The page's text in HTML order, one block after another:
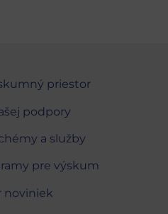
priestor
podpory
a služby
pre výskum
noviniek